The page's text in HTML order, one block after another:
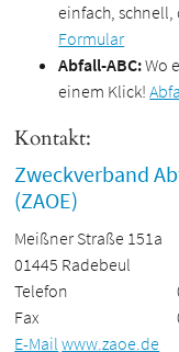
einfach, schnell,
Formular
Abfall-ABC:Wo
einem Klick!
Kontakt:
Zweckverband
(ZAOE)
Meißner Straße 151a
01445 Radebeul
Telefon
Fax
E-Mail www.zaoe.de